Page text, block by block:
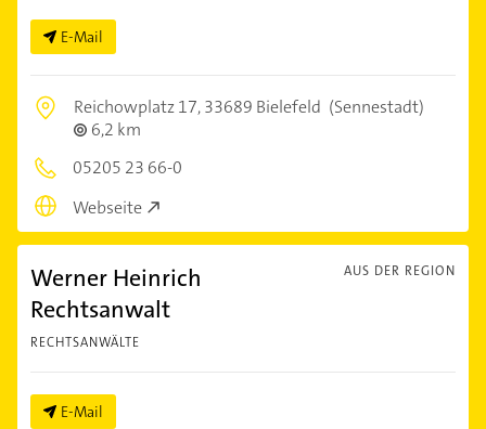
E-Mail
Reichowplatz 17,33689 Bielefeld (Sennestadt)
6,2 km
05205 23 66-0
Webseite
AUS DER REGION
Werner Heinrich
Rechtsanwalt
RECHTSANWÄLTE
E-Mail